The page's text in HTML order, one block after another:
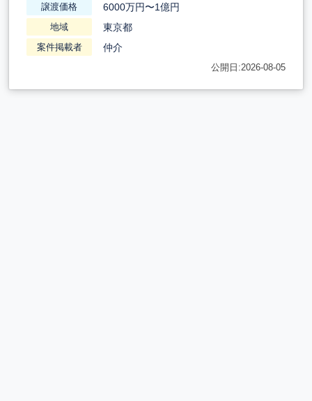
譲渡価格 6000万円〜1億円
地域 東京都
案件掲載者 仲介
公開日:2026-08-05